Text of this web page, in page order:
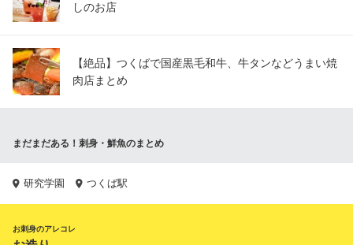
しのお店
【絶品】つくばで国産黒毛和牛、牛タンなどうまい焼
肉店まとめ
まだまだある！刺身・鮮魚のまとめ
研究学園 つくば駅
お刺身のアレコレ